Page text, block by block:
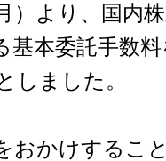
）より、国内
基本委託手数
しました。
おかけするこ